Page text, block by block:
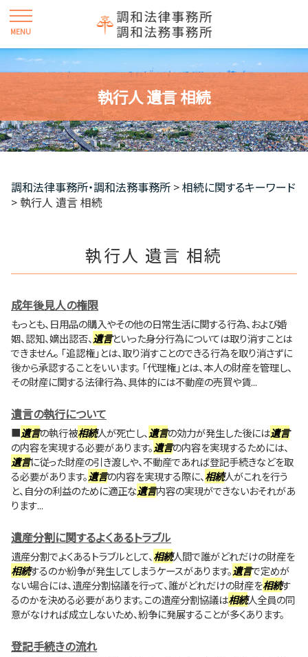
執行人 遺言 相続
調和法律事務所・調和法務事務所 >相続に関するキーワード
>執行人 遺言 相続
執行人 遺言 相続
成年後見人の権限
もっとも、日用品の購入やその他の日常生活に関する行為、および婚
姻、認知、嫡出認否、遺言といった身分行為については取り消すことは
できません。 「追認権」とは、取り消すことのできる行為を取り消さずに
後から承認することをいいます。 「代理権」とは、本人の財産を管理し、
その財産に関する法律行為、具体的には不動産の売買や賃...
遺言の執行について
■遺言の執行被相続人が死亡し、遺言の効力が発生した後には遺言
の内容を実現する必要があります。遺言の内容を実現するためには、
遺言に従った財産の引き渡しや、不動産であれば登記手続きなどを取
る必要があります。遺言の内容を実現する際に、相続人がこれを行う
と、自分の利益のために適正な遺言内容の実現ができないおそれがあ
ります...
遺産分割に関するよくあるトラブル
遺産分割でよくあるトラブルとして、相続人間で誰がどれだけの財産を
相続するのか紛争が発生してしまうケースがあります。遺言で定めが
ない場合には、遺産分割協議を行って、誰がどれだけの財産を相続す
るのかを決める必要があります。この遺産分割協議は相続人全員の同
意がなければ成立しないため、紛争に発展することが多くあります。
登記手続きの流れ